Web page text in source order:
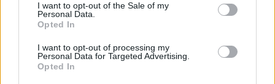
I want to opt-out of the Sale of my
Personal Data.
Opted In
I want to opt-out of processing my
Personal Data for Targeted Advertising.
Opted In
Facebook